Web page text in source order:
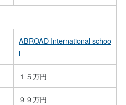
ABROAD International schoo
l
１５万円
９９万円